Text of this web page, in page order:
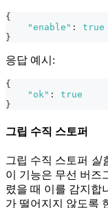
{
"enable" :
true
}
응답 예시:
{
"ok" :
true
}
그립 수직 스토퍼
그립 수직 스토퍼 실
이 기능은 무선 버즈
렸을 때 이를 감지합
가 떨어지지 않도록